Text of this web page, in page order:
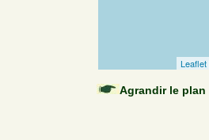
Leaflet
Agrandir le plan